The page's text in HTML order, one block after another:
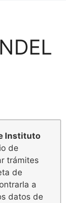
Instituto
de
trámites
de
a
datos de